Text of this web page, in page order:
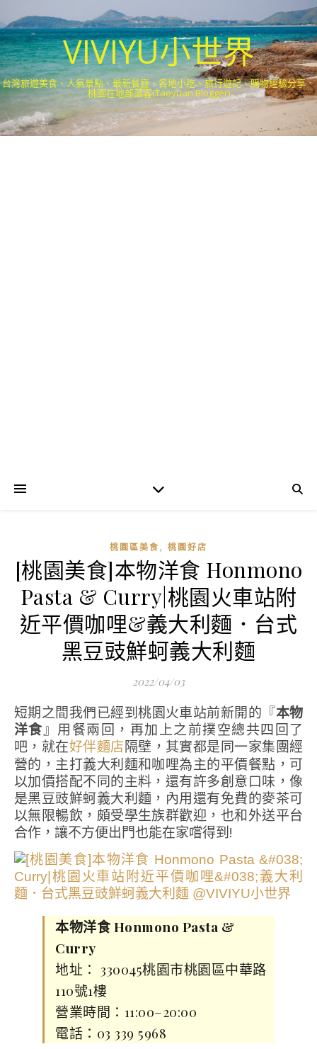
VIVIYU小世界
台灣旅遊美食、人氣景點、最新餐廳、各地小吃、旅行遊記、購物經驗分享．
桃園在地部落客(Taoyuan Blogger)
桃園區美食 , 桃園好店
[桃園美食]本物洋食 Honmono
Pasta & Curry|桃園火車站附
近平價咖哩&義大利麵．台式
黑豆豉鮮蚵義大利麵
2022/04/03
短期之間我們已經到桃園火車站前新開的『本物
洋食』用餐兩回，再加上之前撲空總共四回了
吧，就在好伴麵店隔壁，其實都是同一家集團經
營的，主打義大利麵和咖哩為主的平價餐點，可
以加價搭配不同的主料，還有許多創意口味，像
是黑豆豉鮮蚵義大利麵，內用還有免費的麥茶可
以無限暢飲，頗受學生族群歡迎，也和外送平台
合作，讓不方便出門也能在家嚐得到!
本物洋食 Honmono Pasta &
Curry
地址： 330045桃園市桃園區中華路
110號1樓
營業時間：11:00–20:00
電話：03 339 5968